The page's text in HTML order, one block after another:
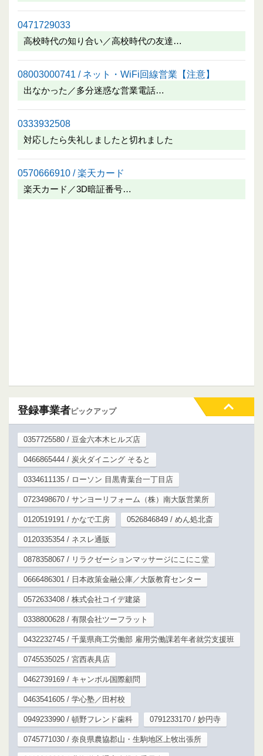
0471729033
高校時代の知り合い／高校時代の友達…
08003000741 / ネット・WiFi回線営業【注意】
出なかった／多分迷惑な営業電話…
0333932508
対応したら失礼しましたと切れました
0570666910 / 楽天カード
楽天カード／3D暗証番号…
登録事業者ピックアップ
0357725580 / 豆金六本木ヒルズ店
0466865444 / 炭火ダイニング そると
0334611135 / ローソン 目黒青葉台一丁目店
0723498670 / サンヨーリフォーム（株）南大阪営業所
0120519191 / かなで工房 0526846849 / めん処北斎
0120335354 / ネスレ通販
0878358067 / リラクゼーションマッサージにこにこ堂
0666486301 / 日本政策金融公庫／大阪教育センター
0572633408 / 株式会社コイデ建築
0338800628 / 有限会社ツーフラット
0432232745 / 千葉県商工労働部 雇用労働課若年者就労支援班
0745535025 / 宮西表具店
0462739169 / キャンボル国際顧問
0463541605 / 学心塾／田村校
0949233990 / 頓野フレンド歯科 0791233170 / 妙円寺
0745771030 / 奈良県農協郡山・生駒地区上牧出張所